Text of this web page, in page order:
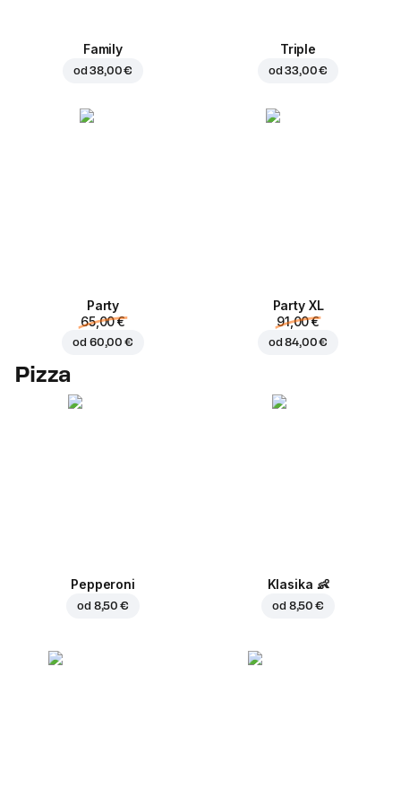
Family
od38,00 €
Triple
od33,00 €
Party
65,00 €
od 60,00 €
Party XL
91,00 €
od84,00 €
Pizza
Pepperoni
od 8,50 €
Klasika 👶
od 8,50 €